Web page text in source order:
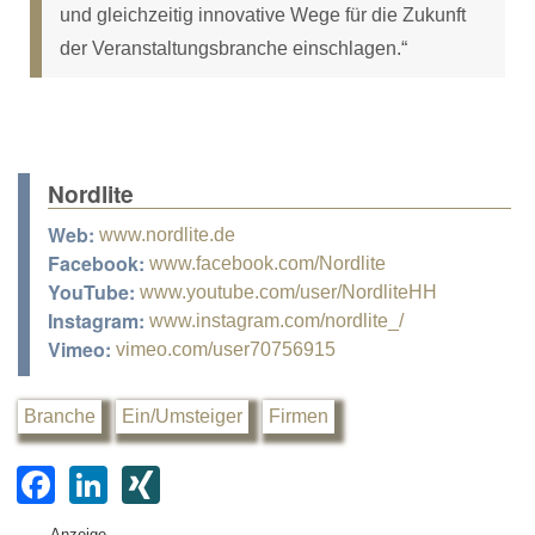
und gleichzeitig innovative Wege für die Zukunft
der Veranstaltungsbranche einschlagen.“
Nordlite
Web: www.nordlite.de
Facebook: www.facebook.com/Nordlite
YouTube: www.youtube.com/user/NordliteHH
Instagram: www.instagram.com/nordlite_/
Vimeo: vimeo.com/user70756915
Branche Ein/Umsteiger Firmen
F
a
Li